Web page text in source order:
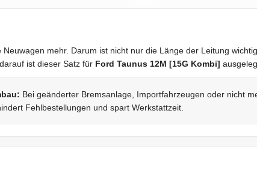
mehr. Darum ist nicht nur die Länge der Leitung
ist dieser Satz für Ford Taunus 12M [15G Kombi]
Bei geänderter Bremsanlage, Importfahrzeugen oder nicht
Fehlbestellungen und spart Werkstattzeit.